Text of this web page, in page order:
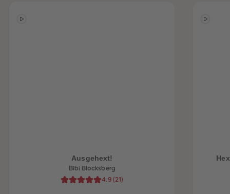
Ausgehext!
Bibi Blocksberg
4.9 (21 )